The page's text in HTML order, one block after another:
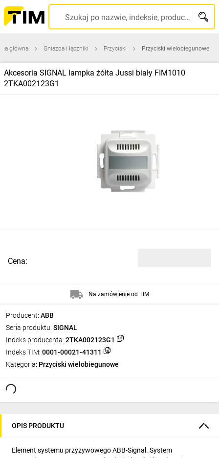
Szukaj po nazwie, indeksie, producencie, kodzie kreskowym...
główna Gniazda i łączniki Przyciski Przyciski wielobiegunowe
Akcesoria SIGNAL lampka żółta Jussi biały FIM1010
2TKA002123G1
Producent: ABB
Seria produktu: SIGNAL
Indeks producenta: 2TKA002123G1
Indeks TIM: 0001-00021-41311
Kategoria: Przyciski wielobiegunowe
Cena:
Na zamówienie od TIM
OPIS PRODUKTU
Element systemu przyzywowego ABB-Signal. System